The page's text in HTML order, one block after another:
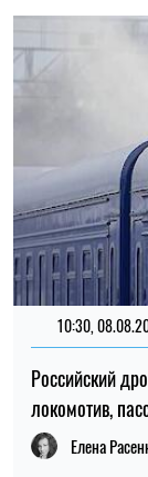
10:30,
Российский
локомотив,
Елена